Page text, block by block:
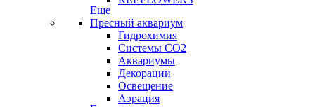
Еще
Пресный аквариум
Гидрохимия
Системы СО2
Аквариумы
Декорации
Освещение
Аэрация